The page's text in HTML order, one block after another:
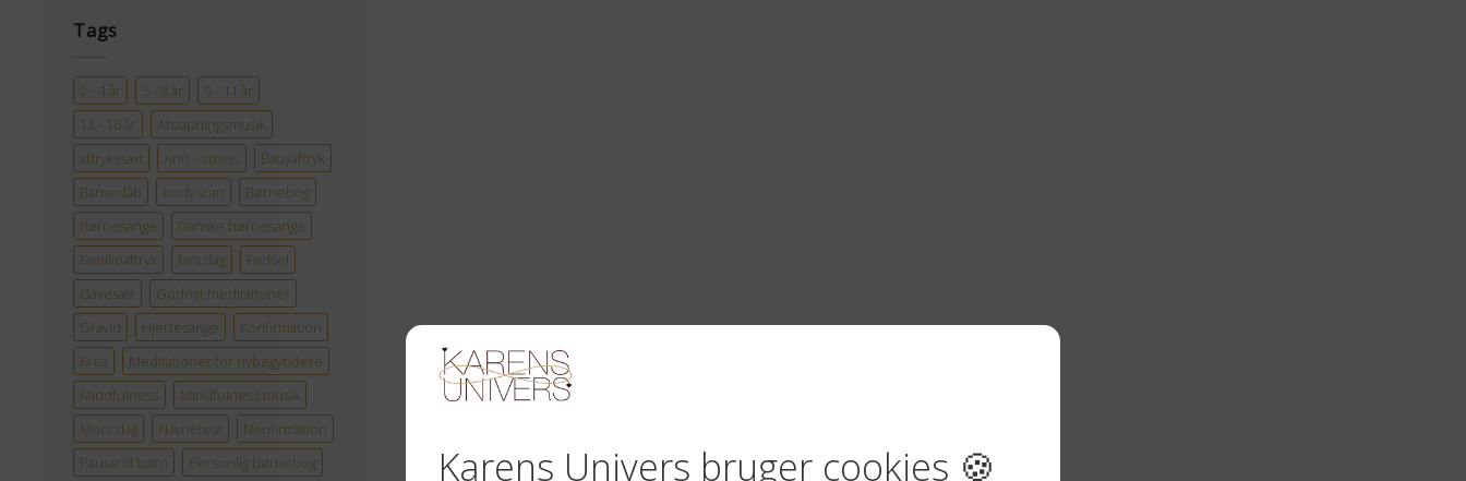
Tags
2 - 4 år 5 - 8 år
9 - 11 år
12 - 16 år
Afslapningsmusik
aftrykssæt
Anti – stress
Babyaftryk
Barnedåb
bodyscan
Børnebog
Børnesange
Danske børnesange
Familieaftryk
fars dag
Fødsel
Gavesæt
Godnat meditationer
Gravid
Hjertesange
Konfirmation
Krea
Meditationer for nybegyndere
Mindfulness
Mindfulness musik
Mors dag
Navnefest
Nonfirmation
Pause til børn
Personlig børnebog